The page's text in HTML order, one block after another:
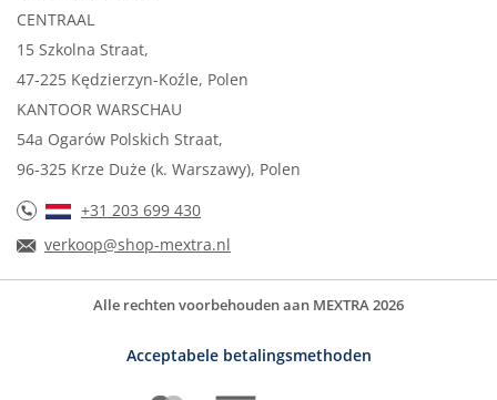
CENTRAAL
15 Szkolna Straat,
47-225 Kędzierzyn-Koźle, Polen
KANTOOR WARSCHAU
54a Ogarów Polskich Straat,
96-325 Krze Duże (k. Warszawy), Polen
+31 203 699 430
verkoop@shop-mextra.nl
Alle rechten voorbehouden aan MEXTRA 2026
Acceptabele betalingsmethoden